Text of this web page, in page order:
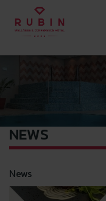
NEWS
News